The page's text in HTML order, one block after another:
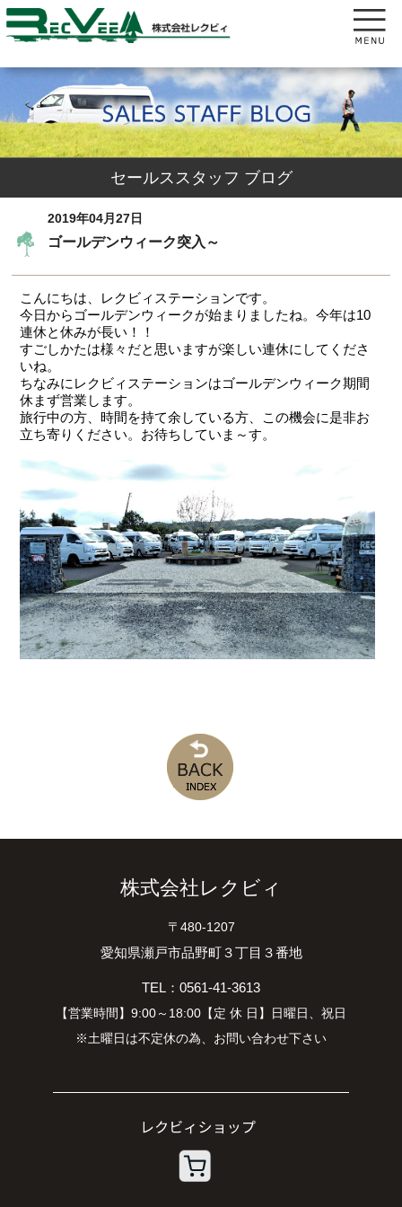
セールススタッフ ブログ
2019年04月27日
ゴールデンウィーク突入～
こんにちは、レクビィステーションです。
今日からゴールデンウィークが始まりましたね。今年は10
連休と休みが長い！！
すごしかたは様々だと思いますが楽しい連休にしてくださ
いね。
ちなみにレクビィステーションはゴールデンウィーク期間
休まず営業します。
旅行中の方、時間を持て余している方、この機会に是非お
立ち寄りください。お待ちしていま～す。
株式会社レクビィ
〒480-1207
愛知県瀬戸市品野町３丁目３番地
TEL：0561-41-3613
【営業時間】9:00～18:00【定 休 日】日曜日、祝日
※土曜日は不定休の為、お問い合わせ下さい